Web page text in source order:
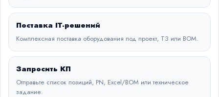
Поставка IT-решений
Комплексная поставка оборудования под проект, ТЗ или BOM.
Запросить КП
Отправьте список позиций, PN, Excel/BOM или техническое
задание.